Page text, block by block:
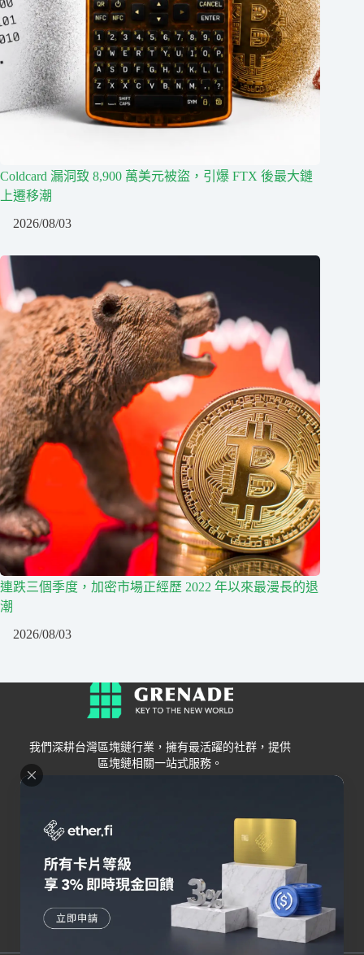
Coldcard 漏洞致 8,900 萬美元被盜，引爆 FTX 後最大鏈
上遷移潮
2026/08/03
連跌三個季度，加密市場正經歷 2022 年以來最漫長的退
潮
2026/08/03
我們深耕台灣區塊鏈行業，擁有最活躍的社群，提供
區塊鏈相關一站式服務。
Grenade
關於我們
聯絡我們
錢包
交易所
Bybit
OKX
HOYA BIT
其他